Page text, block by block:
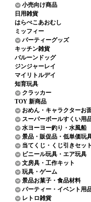
小売向け商品
日用雑貨
はらぺこあおむし
ミッフィー
パーティーグッズ
キッチン雑貨
バルーンドッグ
ジンジャーレイ
マイリトルデイ
知育玩具
クラッカー
TOY 新商品
おめん・キャラクターお
スーパーボールすくい用
水ヨーヨー釣り・水風船
景品・販促品・低単価玩
当てくじ・くじ引きセット
ビニール玩具・エア玩具
文房具・工作キット
玩具・ゲーム
景品お菓子・食品材料
パーティー・イベント用
レトロ雑貨